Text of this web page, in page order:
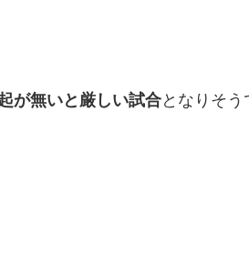
が無いと厳しい試合となりそう